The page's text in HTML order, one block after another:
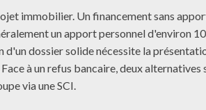
immobilier. Un financement sans
un apport personnel d'environ
dossier solide nécessite la
à un refus bancaire, deux alternatives
via une SCI.